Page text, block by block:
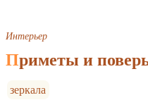
Интерьер
Приметы и
зеркала